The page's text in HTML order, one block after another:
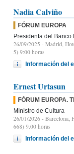
Nadia Calviño
FÓRUM EUROPA
Presidenta del
26/09/2025 - Madrid,
5) 9:00 horas
Información del
Ernest Urtasun
FÓRUM EUROPA.
Ministro de Cultura
26/01/2026 - Barcelona,
668) 9.00 horas
Información del